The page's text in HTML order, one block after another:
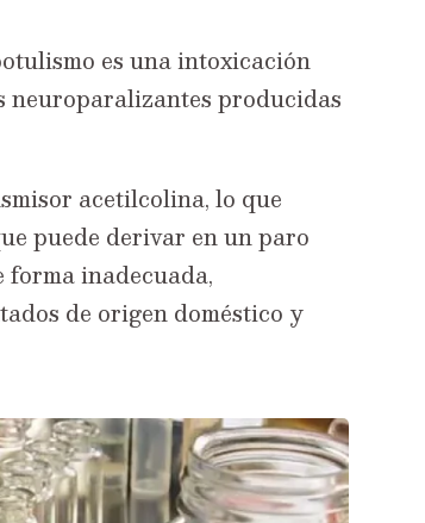
es una intoxicación
neuroparalizantes producidas
acetilcolina, lo que
puede derivar en un paro
inadecuada,
de origen doméstico y